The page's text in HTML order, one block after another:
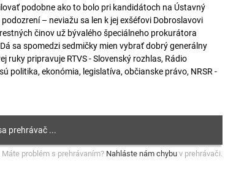
podobne ako to bolo pri kandidátoch na Ústavný
– neviažu sa len k jej exšéfovi Dobroslavovi
činov už bývalého špeciálneho prokurátora
sa spomedzi sedmičky mien vybrať dobrý generálny
ruky pripravuje RTVS - Slovenský rozhlas, Rádio
politika, ekonómia, legislatíva, občianske právo, NRSR -
Máte problém s prehrávaním? Nahláste nám chybu v prehrávači.